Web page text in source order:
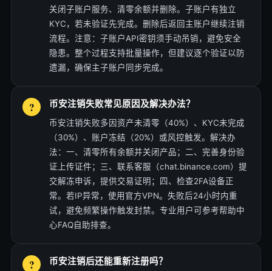
关闭子账户服务、清零余额并删除。子账户有独立
KYC，若未验证先完成。删除后返回主账户继续注销
流程。注意：子账户API密钥须手动吊销，避免安全
隐患。整个过程支持批量操作，但建议逐个验证以防
遗漏，确保主子账户同步完成。
币安注销失败常见原因及解决办法？
币安注销失败多因资产未清零（40%）、KYC未完成
（30%）、账户冻结（20%）或风控触发。解决办
法：一、清零所有余额并关闭产品；二、完善身份验
证上传证件；三、联系客服（chat.binance.com）提
交解冻申诉，提供交易证明；四、检查2FA设备正
常。若IP异常，使用官方VPN。失败后24小时内重
试，避免频繁操作触发封禁。专业用户可参考帮助中
心FAQ自助排查。
币安注销后还能重新注册吗？